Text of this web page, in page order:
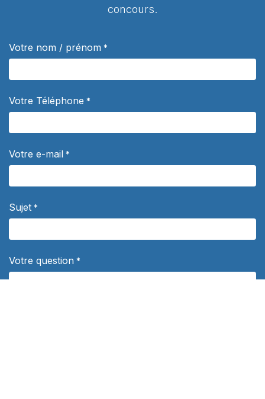
concours.
Votre nom / prénom *
Votre Téléphone *
Votre e-mail *
Sujet *
Votre question *